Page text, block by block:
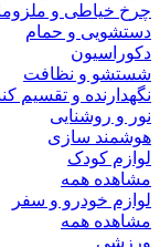
چرخ خیاطی و
دستشویی و حمام
دکوراسیون
شستشو و نظافت
نگهدارنده و تقسیم
نور و روشنایی
هوشمند سازی
لوازم کودک
مشاهده همه
لوازم خودرو و سفر
مشاهده همه
ورزشی